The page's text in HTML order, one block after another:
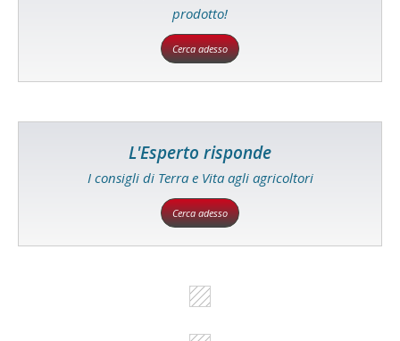
prodotto!
Cerca adesso
L'Esperto risponde
I consigli di Terra e Vita agli agricoltori
Cerca adesso